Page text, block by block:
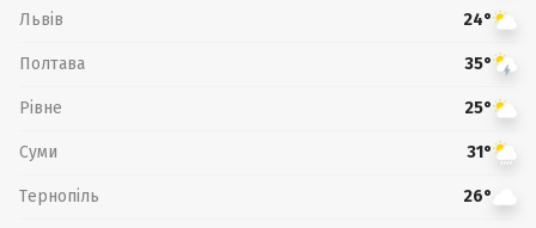
Львів 24°
Полтава 35°
Рівне 25°
Суми 31°
Тернопіль 26°